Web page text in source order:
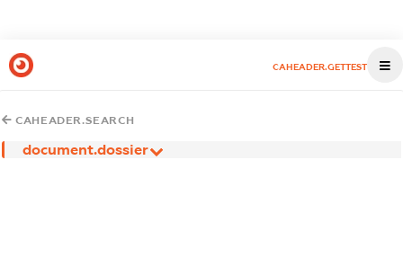
CAHEADER.GETTEST
CAHEADER.SEARCH
document.dossier